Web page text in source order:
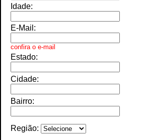
Idade:
E-Mail:
confira o e-mail
Estado:
Cidade:
Bairro:
Região: